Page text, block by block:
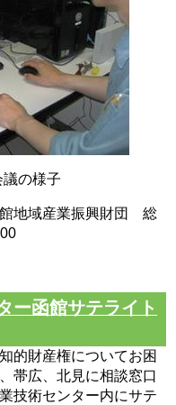
議の様子
館地域産業振興財団 総
ー函館サテライト
的財産権についてお困
帯広、北見に相談窓口
技術センター内にサテ